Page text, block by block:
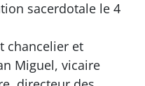
sacerdotale le 4
chancelier et
Miguel, vicaire